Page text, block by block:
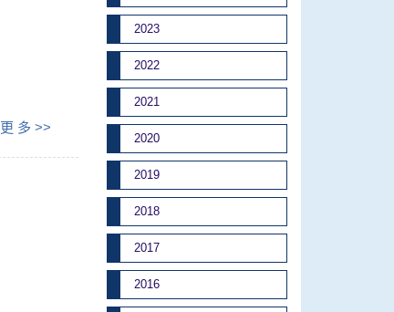
更 多 >>
2023
2022
2021
2020
2019
2018
2017
2016